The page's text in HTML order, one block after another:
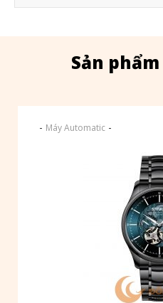
Sản
- Máy Automatic -